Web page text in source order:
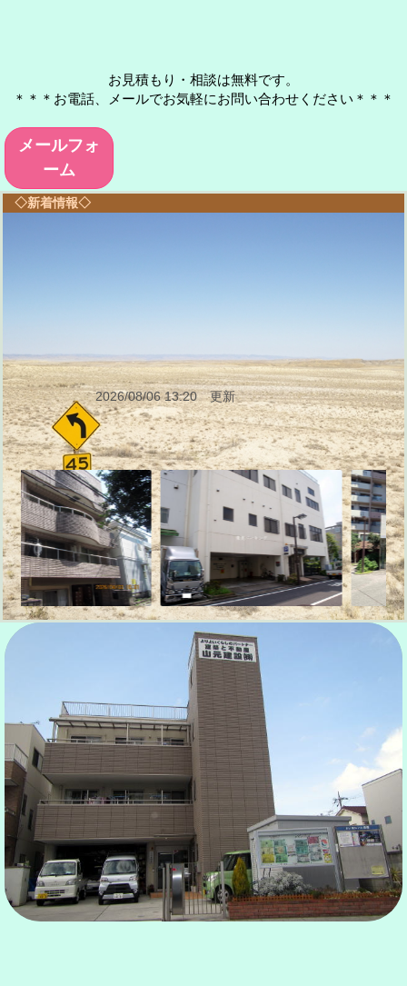
お見積もり・相談は無料です。
＊＊＊お電話、
メールでお気軽にお問い合わせください＊＊＊
メールフォ
ーム
◇新着情報◇
2026/08/06 13:20 更新